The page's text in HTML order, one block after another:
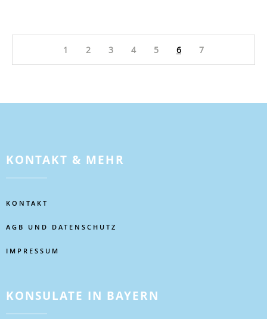
1 2 3 4 5 6 7
KONTAKT & MEHR
KONTAKT
AGB UND DATENSCHUTZ
IMPRESSUM
KONSULATE IN BAYERN